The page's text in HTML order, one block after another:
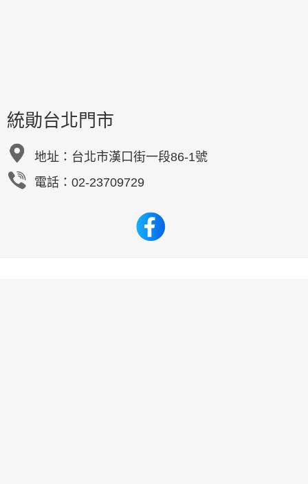
統勛台北門市
地址： 台北市漢口街一段86-1號
電話：02-23709729